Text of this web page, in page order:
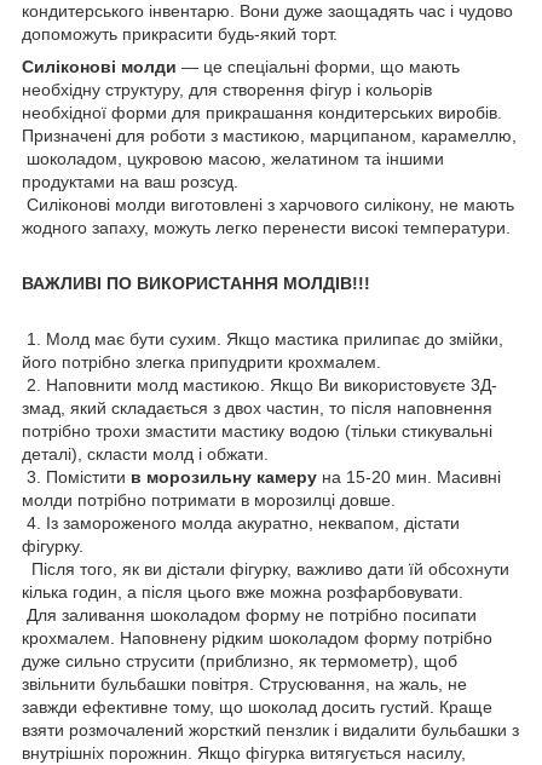
кондитерського інвентарю. Вони дуже заощадять час і чудово
допоможуть прикрасити будь-який торт.
Силіконові молди — це спеціальні форми, що мають
необхідну структуру, для створення фігур і кольорів
необхідної форми для прикрашання кондитерських виробів.
Призначені для роботи з мастикою, марципаном, карамеллю,
шоколадом, цукровою масою, желатином та іншими
продуктами на ваш розсуд.
Силіконові молди виготовлені з харчового силікону, не мають
жодного запаху, можуть легко перенести високі температури.
ВАЖЛИВІ ПО ВИКОРИСТАННЯ МОЛДІВ!!!
1. Молд має бути сухим. Якщо мастика прилипає до змійки,
його потрібно злегка припудрити крохмалем.
2. Наповнити молд мастикою. Якщо Ви використовуєте 3Д-
змад, який складається з двох частин, то після наповнення
потрібно трохи змастити мастику водою (тільки стикувальні
деталі), скласти молд і обжати.
3. Помістити в морозильну камеру на 15-20 мин. Масивні
молди потрібно потримати в морозилці довше.
4. Із замороженого молда акуратно, неквапом, дістати
фігурку.
Після того, як ви дістали фігурку, важливо дати їй обсохнути
кілька годин, а після цього вже можна розфарбовувати.
Для заливання шоколадом форму не потрібно посипати
крохмалем. Наповнену рідким шоколадом форму потрібно
дуже сильно струсити (приблизно, як термометр), щоб
звільнити бульбашки повітря. Струсювання, на жаль, не
завжди ефективне тому, що шоколад досить густий. Краще
взяти розмочалений жорсткий пензлик і видалити бульбашки з
внутрішніх порожнин. Якщо фігурка витягується насилу,